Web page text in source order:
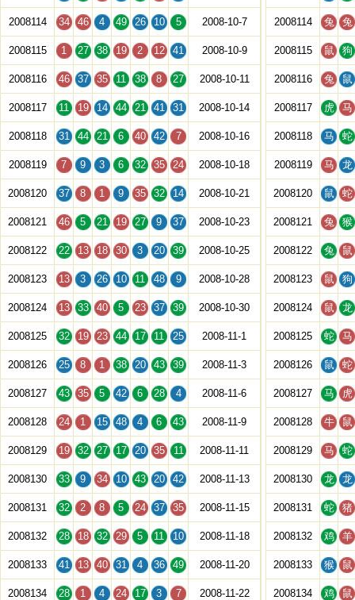
2008114 34 46 4 49 26 10 5 2008-10-7
2008115 1 27 38 19 2 12 41 2008-10-9
2008116 46 37 35 11 38 8 27 2008-10-11
2008117 11 19 14 44 21 41 31 2008-10-14
2008118 31 44 21 6 40 42 7 2008-10-16
2008119 7 9 3 6 32 35 24 2008-10-18
2008120 37 8 1 9 35 32 14 2008-10-21
2008121 46 5 21 19 27 9 37 2008-10-23
2008122 22 13 18 30 3 20 39 2008-10-25
2008123 13 3 26 10 11 48 9 2008-10-28
2008124 13 33 40 5 23 37 39 2008-10-30
2008125 32 19 23 44 17 11 25 2008-11-1
2008126 25 8 1 38 20 43 39 2008-11-3
2008127 43 35 5 42 6 28 4 2008-11-6
2008128 24 1 15 48 4 6 43 2008-11-9
2008129 19 32 27 17 20 35 11 2008-11-11
2008130 33 9 34 10 43 20 42 2008-11-13
2008131 32 2 8 5 24 37 35 2008-11-15
2008132 28 18 32 29 5 11 10 2008-11-18
2008133 41 13 40 31 4 36 49 2008-11-20
2008134 28 1 4 24 17 3 7 2008-11-22
2008114 兔 兔
2008115 鼠 狗
2008116 兔 鼠
2008117 虎 马
2008118 马 蛇
2008119 马 龙
2008120 鼠 蛇
2008121 兔 猴
2008122 兔 鼠
2008123 鼠 狗
2008124 鼠 龙
2008125 蛇 马
2008126 鼠 蛇
2008127 马 虎
2008128 牛 鼠
2008129 马 蛇
2008130 龙 龙
2008131 蛇 猪
2008132 鸡 羊
2008133 猴 鼠
2008134 鸡 鼠